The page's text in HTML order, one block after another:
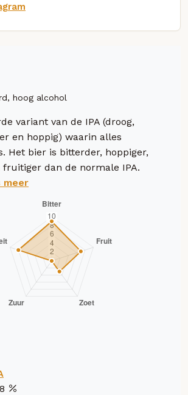
hoog alcohol
variant van de IPA (droog,
en hoppig) waarin alles
Het bier is bitterder, hoppiger,
dan de normale IPA.
meer
8